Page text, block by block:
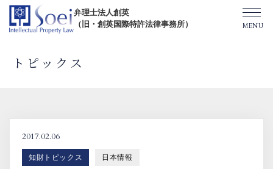
弁理士法人創英
（旧・創英国際特許法律事務所）
弁理士紹介
トピックス
2017.02.06
知財トピックス 日本情報